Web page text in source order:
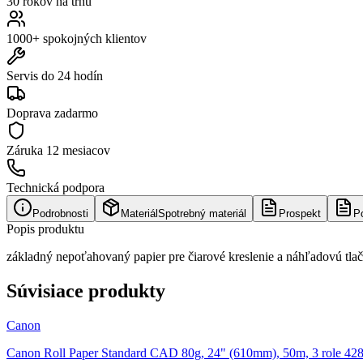
1000+ spokojných klientov
Servis do 24 hodín
Doprava zadarmo
Záruka 12 mesiacov
Technická podpora
Podrobnosti Materiál Spotrebný materiál Prospekt
Popis produktu
základný nepoťahovaný papier pre čiarové kreslenie a náhľadovú tlač
Súvisiace produkty
Canon
Canon Roll Paper Standard CAD 80g, 24" (610mm), 50m, 3 role